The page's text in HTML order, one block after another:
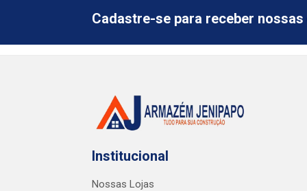
Cadastre-se para receber
Institucional
Nossas Lojas